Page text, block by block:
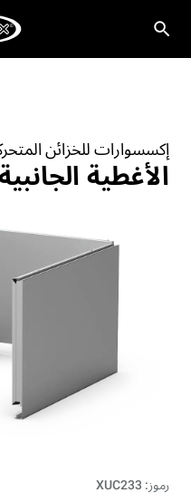
إكسسوارات للخزائن
الأغطية
رموز: XUC233